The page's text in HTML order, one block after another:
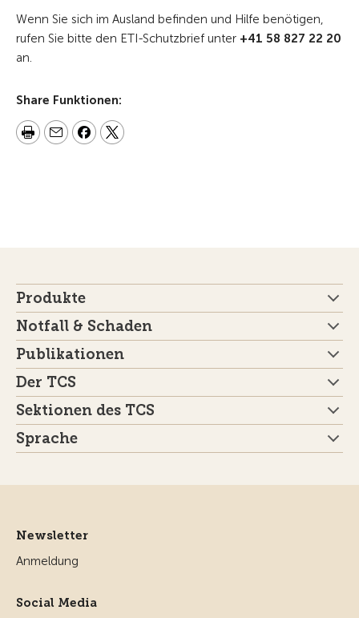
Wenn Sie sich im Ausland befinden und Hilfe benötigen,
rufen Sie bitte den ETI-Schutzbrief unter +41 58 827 22 20
an.
Share Funktionen:
Produkte
Notfall & Schaden
Publikationen
Der TCS
Sektionen des TCS
Sprache
Newsletter
Anmeldung
Social Media